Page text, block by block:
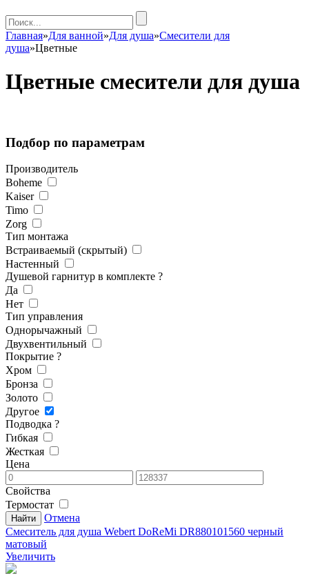
Главная»Для ванной»Для душа»Смесители для
душа»Цветные
Цветные смесители для душа
Подбор по параметрам
Производитель
Boheme
Kaiser
Timo
Zorg
Тип монтажа
Встраиваемый (скрытый)
Настенный
Душевой гарнитур в комплекте ?
Да
Нет
Тип управления
Однорычажный
Двухвентильный
Покрытие ?
Хром
Бронза
Золото
Другое
Подводка ?
Гибкая
Жесткая
Цена
Свойства
Термостат
Отмена
Смеситель для душа Webert DoReMi DR880101560 черный
матовый
Увеличить